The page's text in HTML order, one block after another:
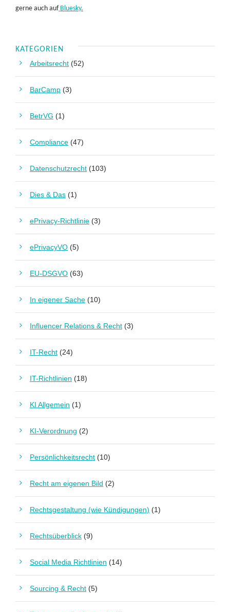
gerne auch aufBluesky.
KATEGORIEN
Arbeitsrecht (52)
BarCamp (3)
BetrVG (1)
Compliance (47)
Datenschutzrecht (103)
Dies & Das (1)
ePrivacy-Richtlinie (3)
ePrivacyVO (5)
EU-DSGVO (63)
In eigener Sache (10)
Influencer Relations & Recht (3)
IT-Recht (24)
IT-Richtlinien (18)
KI Allgemein (1)
KI-Verordnung (2)
Persönlichkeitsrecht (10)
Recht am eigenen Bild (2)
Rechtsgestaltung (wie Kündigungen) (1)
Rechtsüberblick (9)
Social Media Richtlinien (14)
Sourcing & Recht (5)